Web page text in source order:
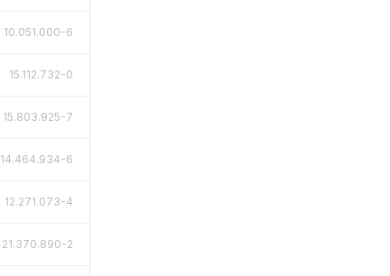
10.051.000-6
15.112.732-0
15.803.925-7
14.464.934-6
12.271.073-4
21.370.890-2